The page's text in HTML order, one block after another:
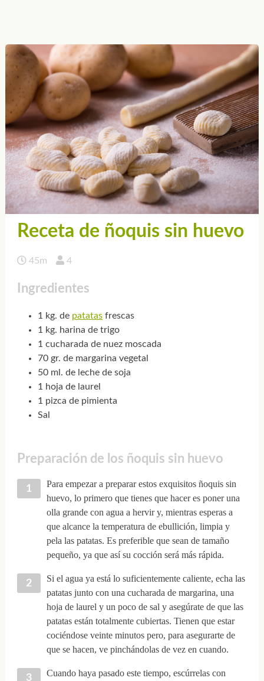
Receta de ñoquis sin huevo
45m 4
Ingredientes
1 kg. de patatasfrescas
1 kg. harina de trigo
1 cucharada de nuez moscada
70 gr. de margarina vegetal
50 ml. de leche de soja
1 hoja de laurel
1 pizca de pimienta
Sal
Preparación de los ñoquis sin huevo
Para empezar a preparar estos exquisitos ñoquis sin
huevo, lo primero que tienes que hacer es poner una
olla grande con agua a hervir y, mientras esperas a
que alcance la temperatura de ebullición, limpia y
pela las patatas. Es preferible que sean de tamaño
pequeño, ya que así su cocción será más rápida.
Si el agua ya está lo suficientemente caliente, echa las
patatas junto con una cucharada de margarina, una
hoja de laurel y un poco de sal y asegúrate de que las
patatas están totalmente cubiertas. Tienen que estar
cociéndose veinte minutos pero, para asegurarte de
que se hacen, ve pinchándolas de vez en cuando.
Cuando haya pasado este tiempo, escúrrelas con